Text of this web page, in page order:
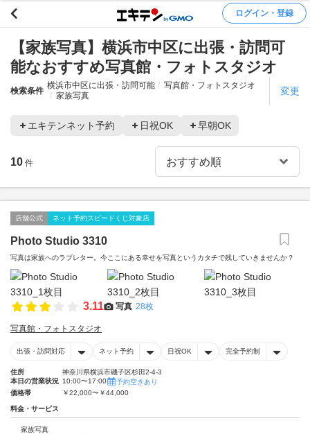
ログイン・登録
【家族写真】横浜市中区に出張・訪問可
能なおすすめ写真館・フォトスタジオ
検索条件
横浜市中区に出張・訪問可能
写真館・フォトスタジオ
家族写真
変更
エキテンネット予約 日祝OK 早朝OK
10 件
店舗公式 ネット予約スピードくじ対象店
Photo Studio 3310
写真は家族へのラブレター。今ここにある幸せを写真というカタチで残していきませんか？
3.11 写真 28枚
写真館・フォトスタジオ
出張・訪問対応 ネット予約 日祝OK 完全予約制
住所
神奈川県横浜市磯子区杉田2-4-3
本日の営業状況 10:00〜17:00
予約空きあり
価格帯
￥22,000〜￥44,000
料金・サービス
家族写真